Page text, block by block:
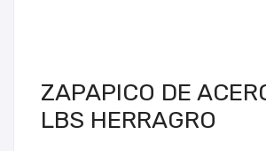
ZAPAPICO DE
LBS HERRAGRO